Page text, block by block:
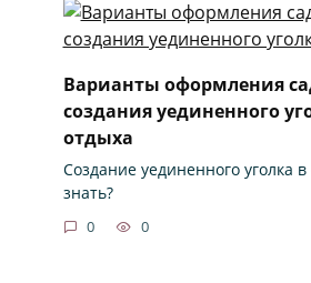
Варианты оформления
создания уединенного
отдыха
Создание уединенного уголка
знать?
0 0